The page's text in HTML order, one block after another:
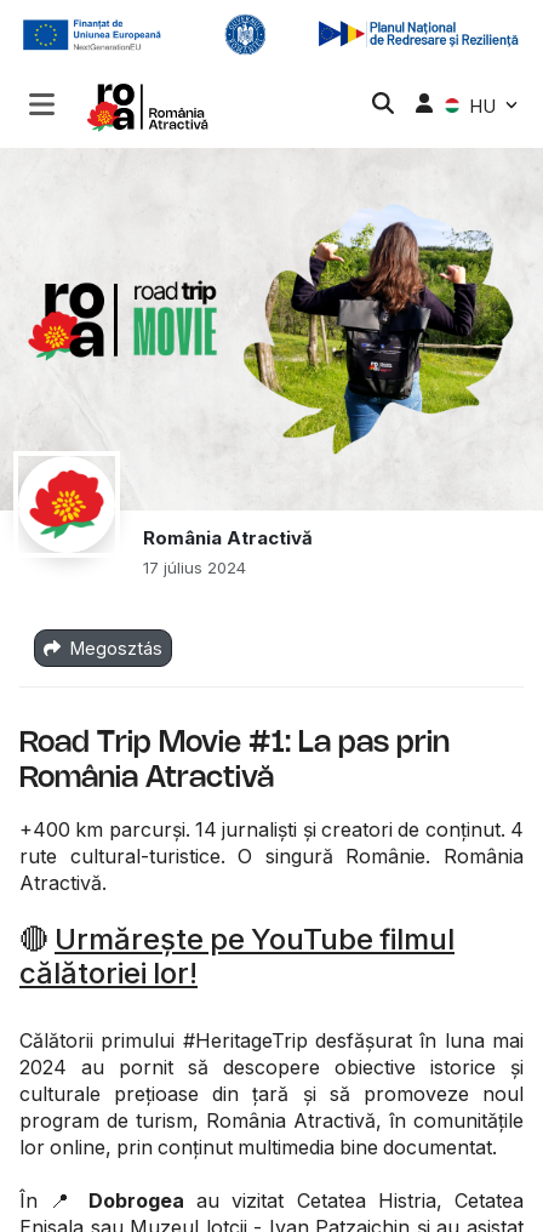
HU
România Atractivă
17 július 2024
Megosztás
Road Trip Movie #1: La pas prin
România Atractivă
+400 km parcurși. 14 jurnaliști și creatori de conținut. 4
rute cultural-turistice. O singură Românie. România
Atractivă.
🔴 Urmărește pe YouTube filmul
călătoriei lor!
Călătorii primului #HeritageTrip desfășurat în luna mai
2024 au pornit să descopere obiective istorice și
culturale prețioase din țară și să promoveze noul
program de turism, România Atractivă, în comunitățile
lor online, prin conținut multimedia bine documentat.
În 📍 Dobrogea au vizitat Cetatea Histria, Cetatea
Enisala sau Muzeul lotcii - Ivan Patzaichin și au asistat